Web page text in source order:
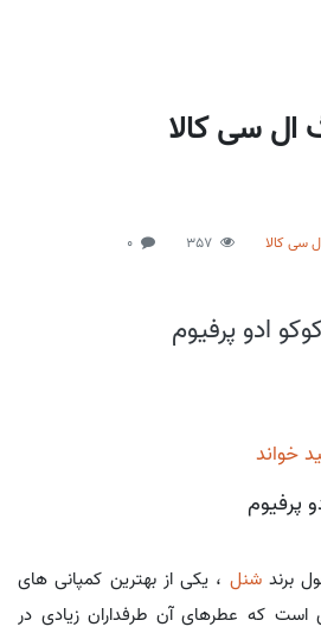
ال سی کالا
سی کالا 357
0
ادو پرفیوم
خواند
پرفیوم
برندشنل ، یکی از بهترین کمپانی های
که عطرهای آن طرفداران زیادی در